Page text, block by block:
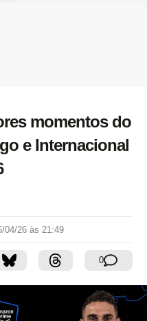
momentos do
e Internacional
04/26 às 21:49
0